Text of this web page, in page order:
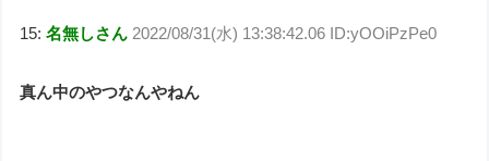
15:名無しさん 2022/08/31(水) 13:38:42.06 ID:yOOiPzPe0
真ん中のやつなんやねん